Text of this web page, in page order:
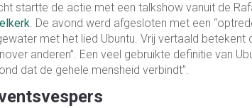
startte de actie met een talkshow vanuit de
. De avond werd afgesloten met een
met het lied Ubuntu. Vrij vertaald betekent
anderen”. Een veel gebruikte definitie van
dat de gehele mensheid verbindt”.